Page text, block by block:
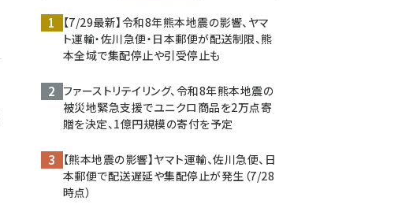
【7/29最新】令和8年熊本地震の影響、ヤマ
ト運輸・佐川急便・日本郵便が配送制限、熊
本全域で集配停止や引受停止も
ファーストリテイリング、令和8年熊本地震の
被災地緊急支援でユニクロ商品を2万点寄
贈を決定、1億円規模の寄付を予定
【熊本地震の影響】ヤマト運輸、佐川急便、日
本郵便で配送遅延や集配停止が発生（7/28
時点）